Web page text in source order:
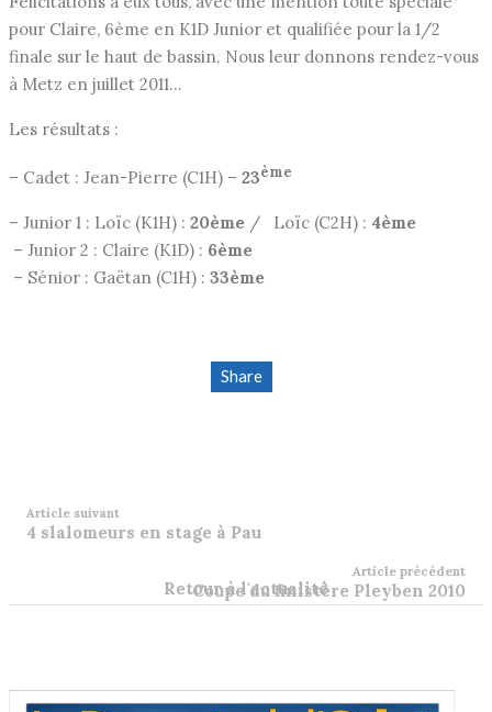
pour Claire, 6ème en K1D Junior et qualifiée pour la 1/2
finale sur le haut de bassin. Nous leur donnons rendez-vous
à Metz en juillet 2011…
Les résultats :
– Cadet : Jean-Pierre (C1H) – 23ème
– Junior 1 : Loïc (K1H) : 20ème / Loïc (C2H) : 4ème
– Junior 2 : Claire (K1D) : 6ème
– Sénior : Gaëtan (C1H) : 33ème
Share
Article suivant
4 slalomeurs en stage à Pau
Article précédent
Coupe du finistère Pleyben 2010
Retour à l'actualité